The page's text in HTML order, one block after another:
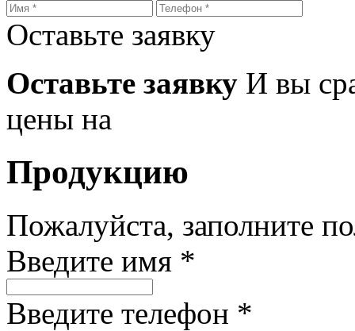
Оставьте заявку
Оставьте заявку И вы
цены на
Продукцию
Пожалуйста, заполните
Введите имя *
Введите телефон *